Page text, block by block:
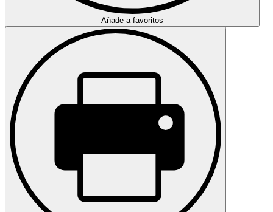
Añade a favoritos